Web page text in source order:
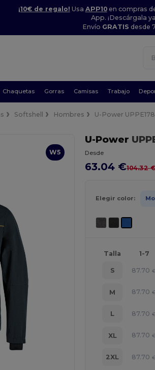
¡10€ de regalo! Usa APP10en compras
App. ¡Descárgala
Envío GRATIS desde
Chaquetas Gorras Camisas Trabajo
Softshell Hombres U-Power UPPE178
W5
U-Power
Desde
63.04 €104.32 €
Elegir color:
Talla 1-7
S 87.70 €
M 87.70 €
L 87.70 €
XL 87.70 €
2XL 87.70 €